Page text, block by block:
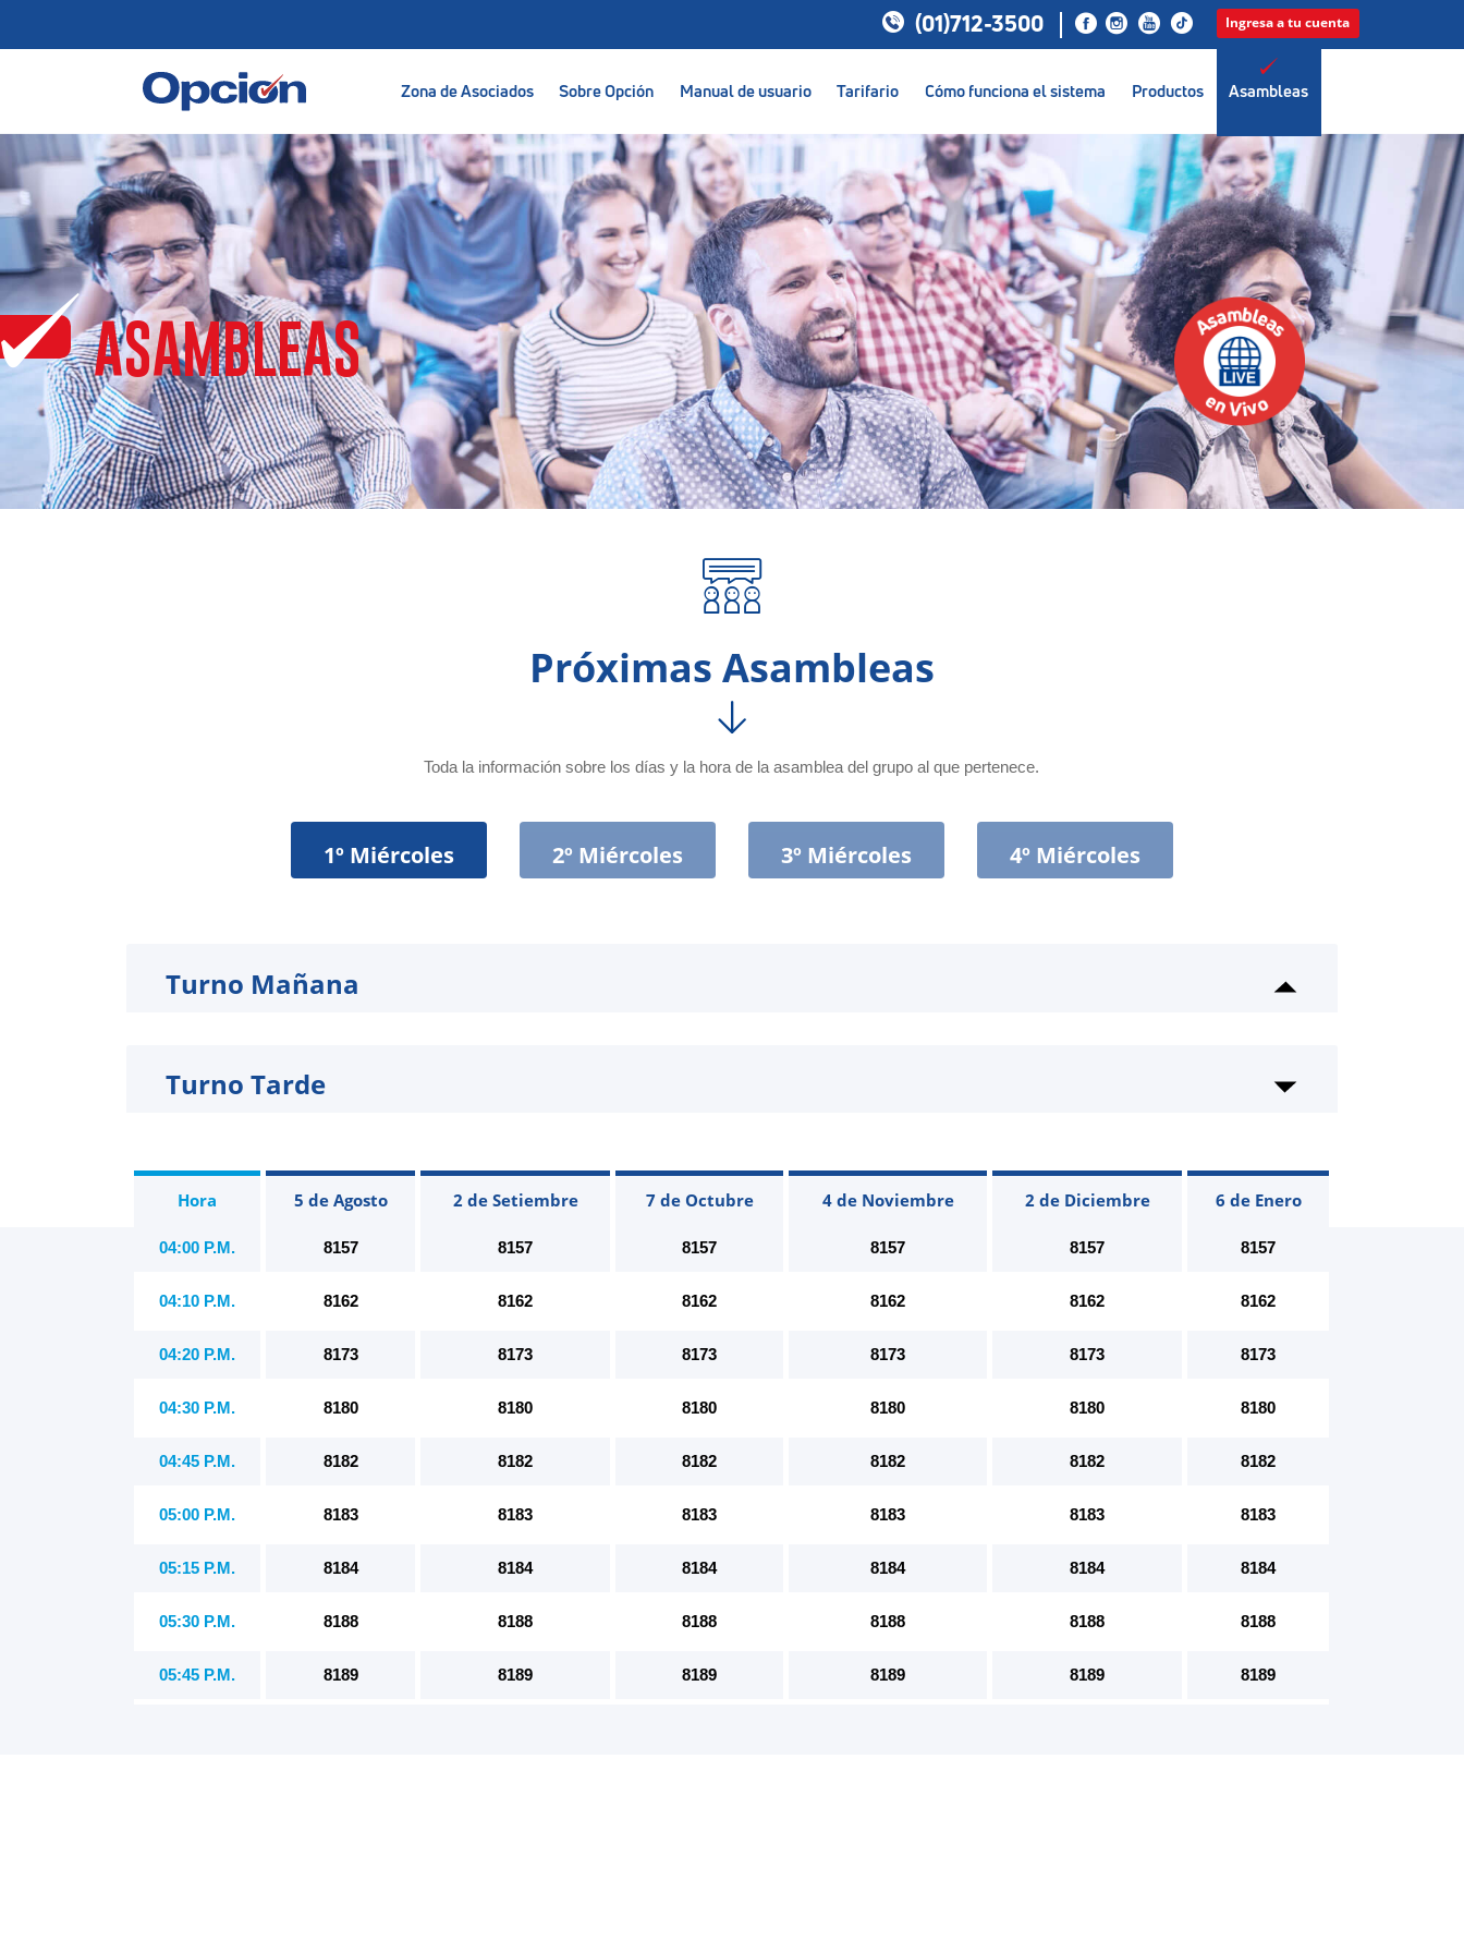
(01)712-3500 Ingresa a tu cuenta
Zona de Asociados Sobre Opción Manual de usuario Tarifario Cómo funciona el sistema Productos Asambleas
ASAMBLEAS
Próximas Asambleas
Toda la información sobre los días y la hora de la asamblea del grupo al que pertenece.
1º Miércoles 2º Miércoles 3º Miércoles 4º Miércoles
Turno Mañana
Turno Tarde
Hora 5 de Agosto 2 de Setiembre 7 de Octubre 4 de Noviembre 2 de Diciembre 6 de Enero
04:00 P.M. 8157 8157 8157 8157 8157 8157
04:10 P.M. 8162 8162 8162 8162 8162 8162
04:20 P.M. 8173 8173 8173 8173 8173 8173
04:30 P.M. 8180 8180 8180 8180 8180 8180
04:45 P.M. 8182 8182 8182 8182 8182 8182
05:00 P.M. 8183 8183 8183 8183 8183 8183
05:15 P.M. 8184 8184 8184 8184 8184 8184
05:30 P.M. 8188 8188 8188 8188 8188 8188
05:45 P.M. 8189 8189 8189 8189 8189 8189